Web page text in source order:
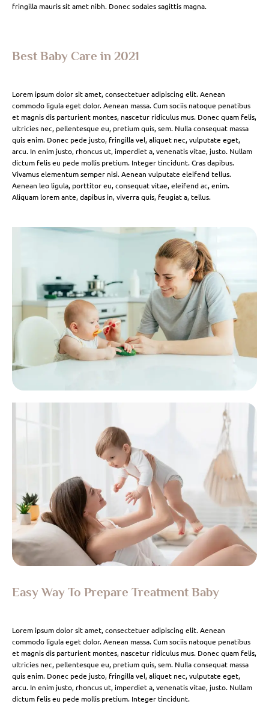
fringilla mauris sit amet nibh. Donec sodales sagittis magna.
Best Baby Care in 2021
Lorem ipsum dolor sit amet, consectetuer adipiscing elit. Aenean
commodo ligula eget dolor. Aenean massa. Cum sociis natoque penatibus
et magnis dis parturient montes, nascetur ridiculus mus. Donec quam felis,
ultricies nec, pellentesque eu, pretium quis, sem. Nulla consequat massa
quis enim. Donec pede justo, fringilla vel, aliquet nec, vulputate eget,
arcu. In enim justo, rhoncus ut, imperdiet a, venenatis vitae, justo. Nullam
dictum felis eu pede mollis pretium. Integer tincidunt. Cras dapibus.
Vivamus elementum semper nisi. Aenean vulputate eleifend tellus.
Aenean leo ligula, porttitor eu, consequat vitae, eleifend ac, enim.
Aliquam lorem ante, dapibus in, viverra quis, feugiat a, tellus.
Easy Way To Prepare Treatment Baby
Lorem ipsum dolor sit amet, consectetuer adipiscing elit. Aenean
commodo ligula eget dolor. Aenean massa. Cum sociis natoque penatibus
et magnis dis parturient montes, nascetur ridiculus mus. Donec quam felis,
ultricies nec, pellentesque eu, pretium quis, sem. Nulla consequat massa
quis enim. Donec pede justo, fringilla vel, aliquet nec, vulputate eget,
arcu. In enim justo, rhoncus ut, imperdiet a, venenatis vitae, justo. Nullam
dictum felis eu pede mollis pretium. Integer tincidunt.